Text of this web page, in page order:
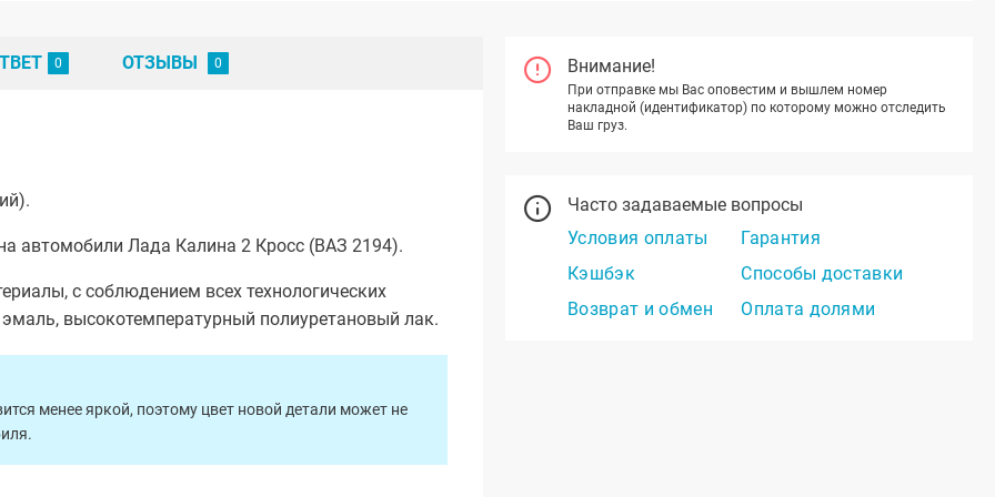
Внимание!
При отправке мы Вас оповестим и вышлем номер
накладной (идентификатор) по которому можно отследить
Ваш груз.
Часто задаваемые вопросы
Условия оплаты
Гарантия
Кэшбэк
Способы доставки
Возврат и обмен
Оплата долями
ОТЗЫВЫ
автомобили Лада Калина 2 Кросс (ВАЗ 2194).
с соблюдением всех технологических
высокотемпературный полиуретановый лак.
менее яркой, поэтому цвет новой детали может не